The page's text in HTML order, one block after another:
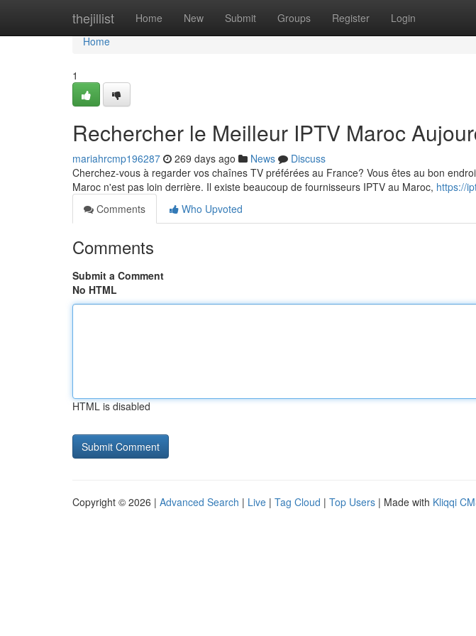
thejillist Home New Submit Groups Register Login
Home
Home
1
Rechercher le Meilleur IPTV Maroc
mariahrcmp196287 269 days ago News
Discuss
Cherchez-vous à regarder vos chaînes TV préférées au France? Vous êtes au bon
Maroc n'est pas loin derrière. Il existe beaucoup de fournisseurs IPTV au Maroc, https://
Comments
Who Upvoted
Comments
Submit a Comment
No HTML
HTML is disabled
Copyright © 2026 | Advanced Search | Live | Tag Cloud | Top Users | Made with Kliqqi